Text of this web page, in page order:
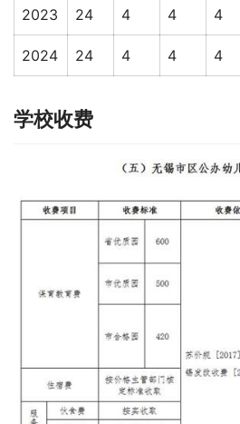
2023 24 4 4 4
2024 24 4 4 4
学校收费